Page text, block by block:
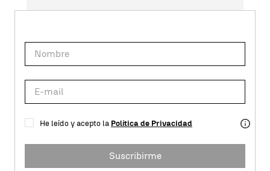
He leído y acepto la Política de Privacidad
Suscribirme